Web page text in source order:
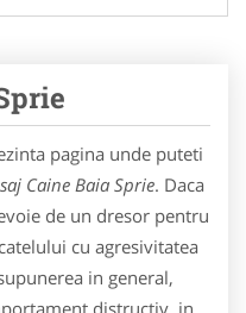
pagina unde puteti
Caine Baia Sprie. Daca
de un dresor pentru
cu agresivitatea
in general,
distructiv, in